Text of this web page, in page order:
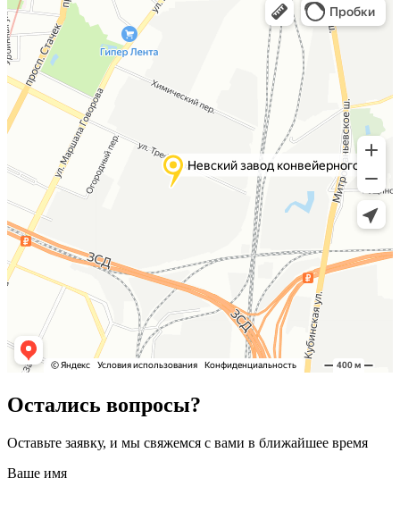
Остались вопросы?
Оставьте заявку, и мы свяжемся с вами в ближайшее время
Ваше имя